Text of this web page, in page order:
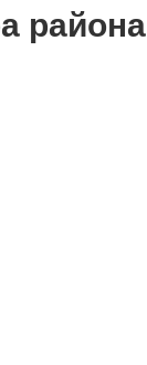
района